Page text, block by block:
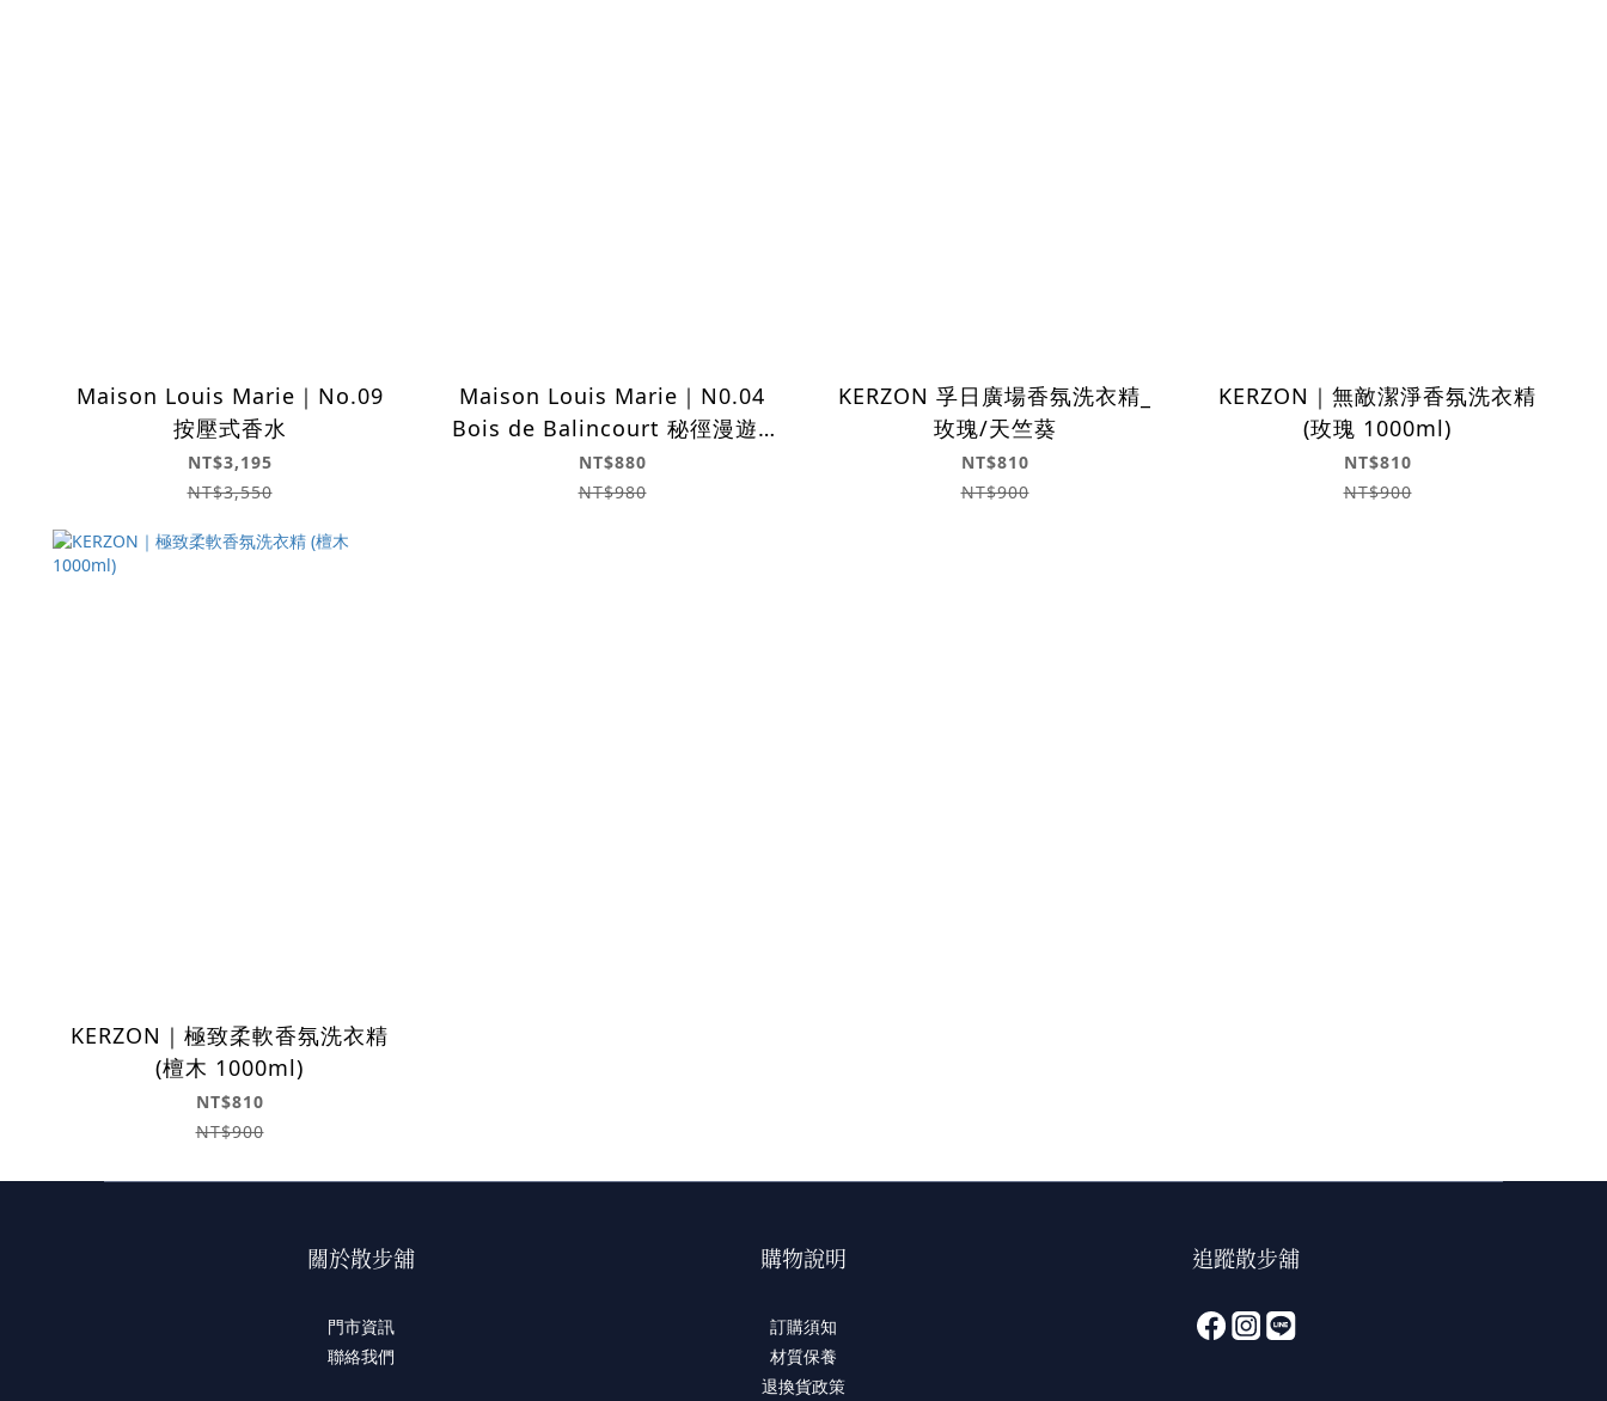
Maison Louis Marie｜No.09
按壓式香水
NT$3,195
NT$3,550
Maison Louis Marie｜N0.04
Bois de Balincourt 秘徑漫遊 (
隨身瓶 9ml)
NT$880
NT$980
KERZON 孚日廣場香氛洗衣精_
玫瑰/天竺葵
NT$810
NT$900
KERZON｜無敵潔淨香氛洗衣精
(玫瑰 1000ml)
NT$810
NT$900
KERZON｜極致柔軟香氛洗衣精
(檀木 1000ml)
NT$810
NT$900
關於散步舖
門市資訊
聯絡我們
購物說明
訂購須知
材質保養
退換貨政策
追蹤散步舖